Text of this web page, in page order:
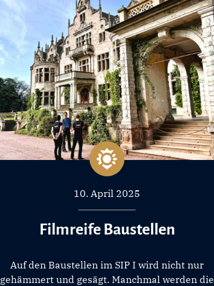
10. April 2025
Filmreife Baustellen
Auf den Baustellen im SIP I wird nicht nur
gehämmert und gesägt. Manchmal werden die